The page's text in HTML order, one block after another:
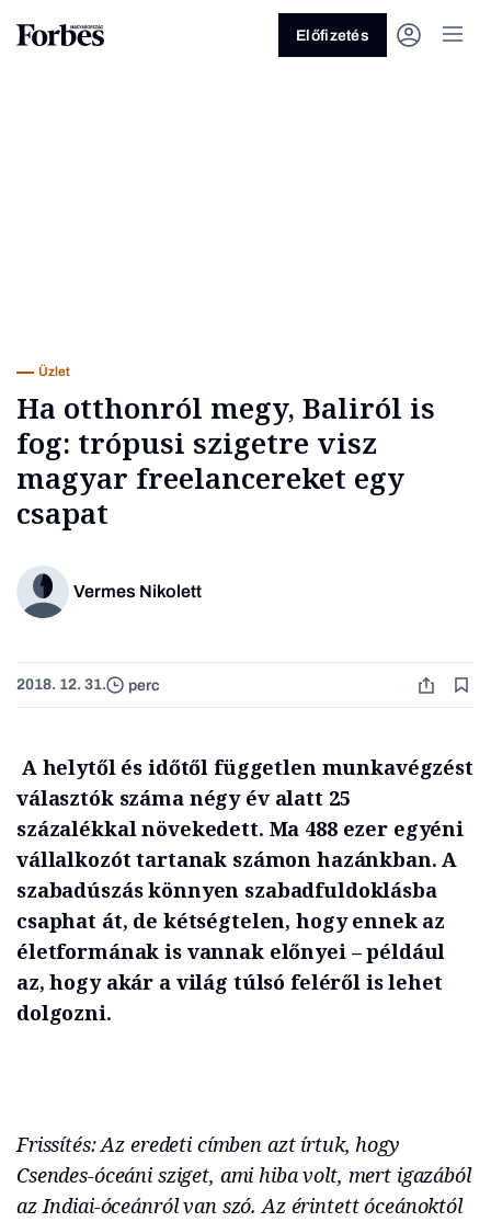
Előfizetés
Üzlet
Ha otthonról megy, Baliról is
fog: trópusi szigetre visz
magyar freelancereket egy
csapat
Vermes Nikolett
2018. 12. 31. perc
A helytől és időtől független munkavégzést
választók száma négy év alatt 25
százalékkal növekedett. Ma 488 ezer egyéni
vállalkozót tartanak számon hazánkban. A
szabadúszás könnyen szabadfuldoklásba
csaphat át, de kétségtelen, hogy ennek az
életformának is vannak előnyei – például
az, hogy akár a világ túlsó feléről is lehet
dolgozni.
Frissítés: Az eredeti címben azt írtuk, hogy
Csendes-óceáni sziget, ami hiba volt, mert igazából
az Indiai-óceánról van szó. Az érintett óceánoktól